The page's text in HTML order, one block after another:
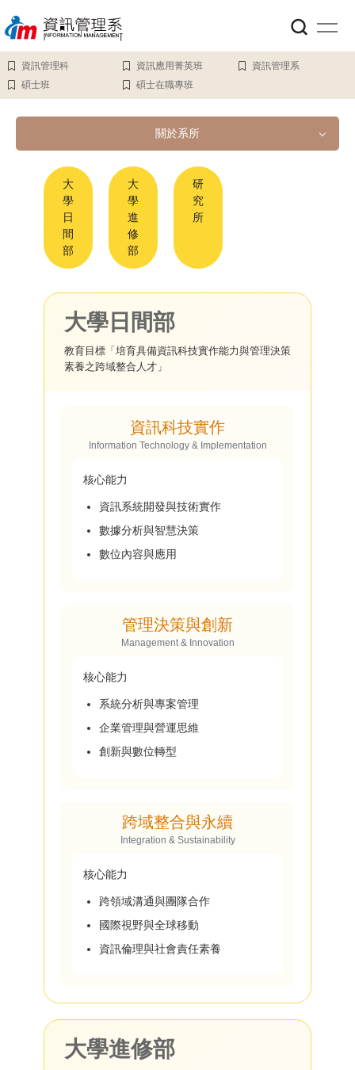
到
要
內
資訊管理科 資訊應用菁英班
資訊管理系
碩士班
碩士在職專班
關於系所
關於系所
系所簡介
教育目標與核心能力
系所沿革
空間設備
大
學
日
間
部
大
學
進
修
部
研
究
所
大學日間部
教育目標「培育具備資訊科技實作能力與管理決策
素養之跨域整合人才」
資訊科技實作
Information Technology & Implementation
核心能力
資訊系統開發與技術實作
數據分析與智慧決策
數位內容與應用
管理決策與創新
Management & Innovation
核心能力
系統分析與專案管理
企業管理與營運思維
創新與數位轉型
跨域整合與永續
Integration & Sustainability
核心能力
跨領域溝通與團隊合作
國際視野與全球移動
資訊倫理與社會責任素養
大學進修部